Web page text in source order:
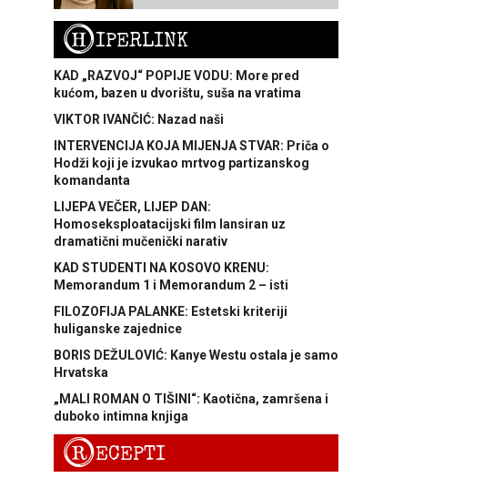
HIPERLINK
KAD „RAZVOJ“ POPIJE VODU: More pred
kućom, bazen u dvorištu, suša na vratima
VIKTOR IVANČIĆ: Nazad naši
INTERVENCIJA KOJA MIJENJA STVAR: Priča o
Hodži koji je izvukao mrtvog partizanskog
komandanta
LIJEPA VEČER, LIJEP DAN:
Homoseksploatacijski film lansiran uz
dramatični mučenički narativ
KAD STUDENTI NA KOSOVO KRENU:
Memorandum 1 i Memorandum 2 – isti
FILOZOFIJA PALANKE: Estetski kriteriji
huliganske zajednice
BORIS DEŽULOVIĆ: Kanye Westu ostala je samo
Hrvatska
„MALI ROMAN O TIŠINI“: Kaotična, zamršena i
duboko intimna knjiga
RECEPTI